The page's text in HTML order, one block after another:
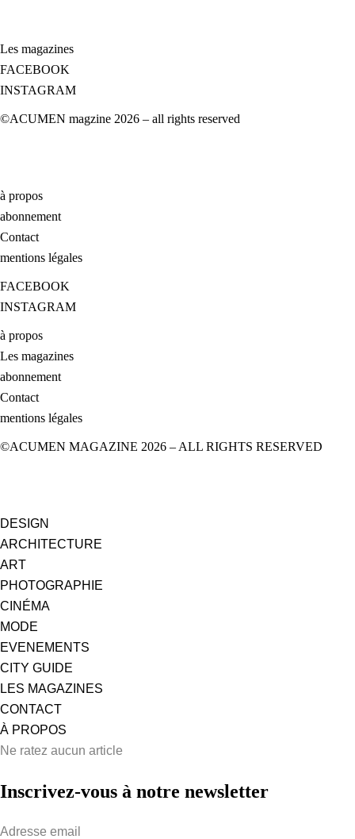
Les magazines
FACEBOOK
INSTAGRAM
©ACUMEN magzine 2026 – all rights reserved
à propos
abonnement
Contact
mentions légales
FACEBOOK
INSTAGRAM
à propos
Les magazines
abonnement
Contact
mentions légales
©ACUMEN MAGAZINE 2026 – ALL RIGHTS RESERVED
DESIGN
ARCHITECTURE
ART
PHOTOGRAPHIE
CINÉMA
MODE
EVENEMENTS
CITY GUIDE
LES MAGAZINES
CONTACT
À PROPOS
Ne ratez aucun article
Inscrivez-vous à notre newsletter
Adresse email